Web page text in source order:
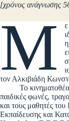
[χρόνος ανάγνωσης
Μ
τον Αλκιβιάδη
Το
παιδικές φωνές,
και τους μαθητές
Εκπαίδευσης και